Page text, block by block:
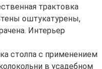
трактовка
оштукатурены,
Интерьер
столпа с применением
в усадебном